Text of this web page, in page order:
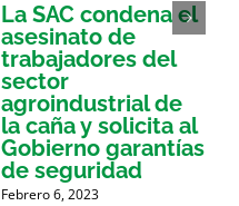
La SAC condena el
asesinato de
trabajadores del
sector
agroindustrial de
la caña y solicita al
Gobierno garantías
de seguridad
Febrero 6, 2023